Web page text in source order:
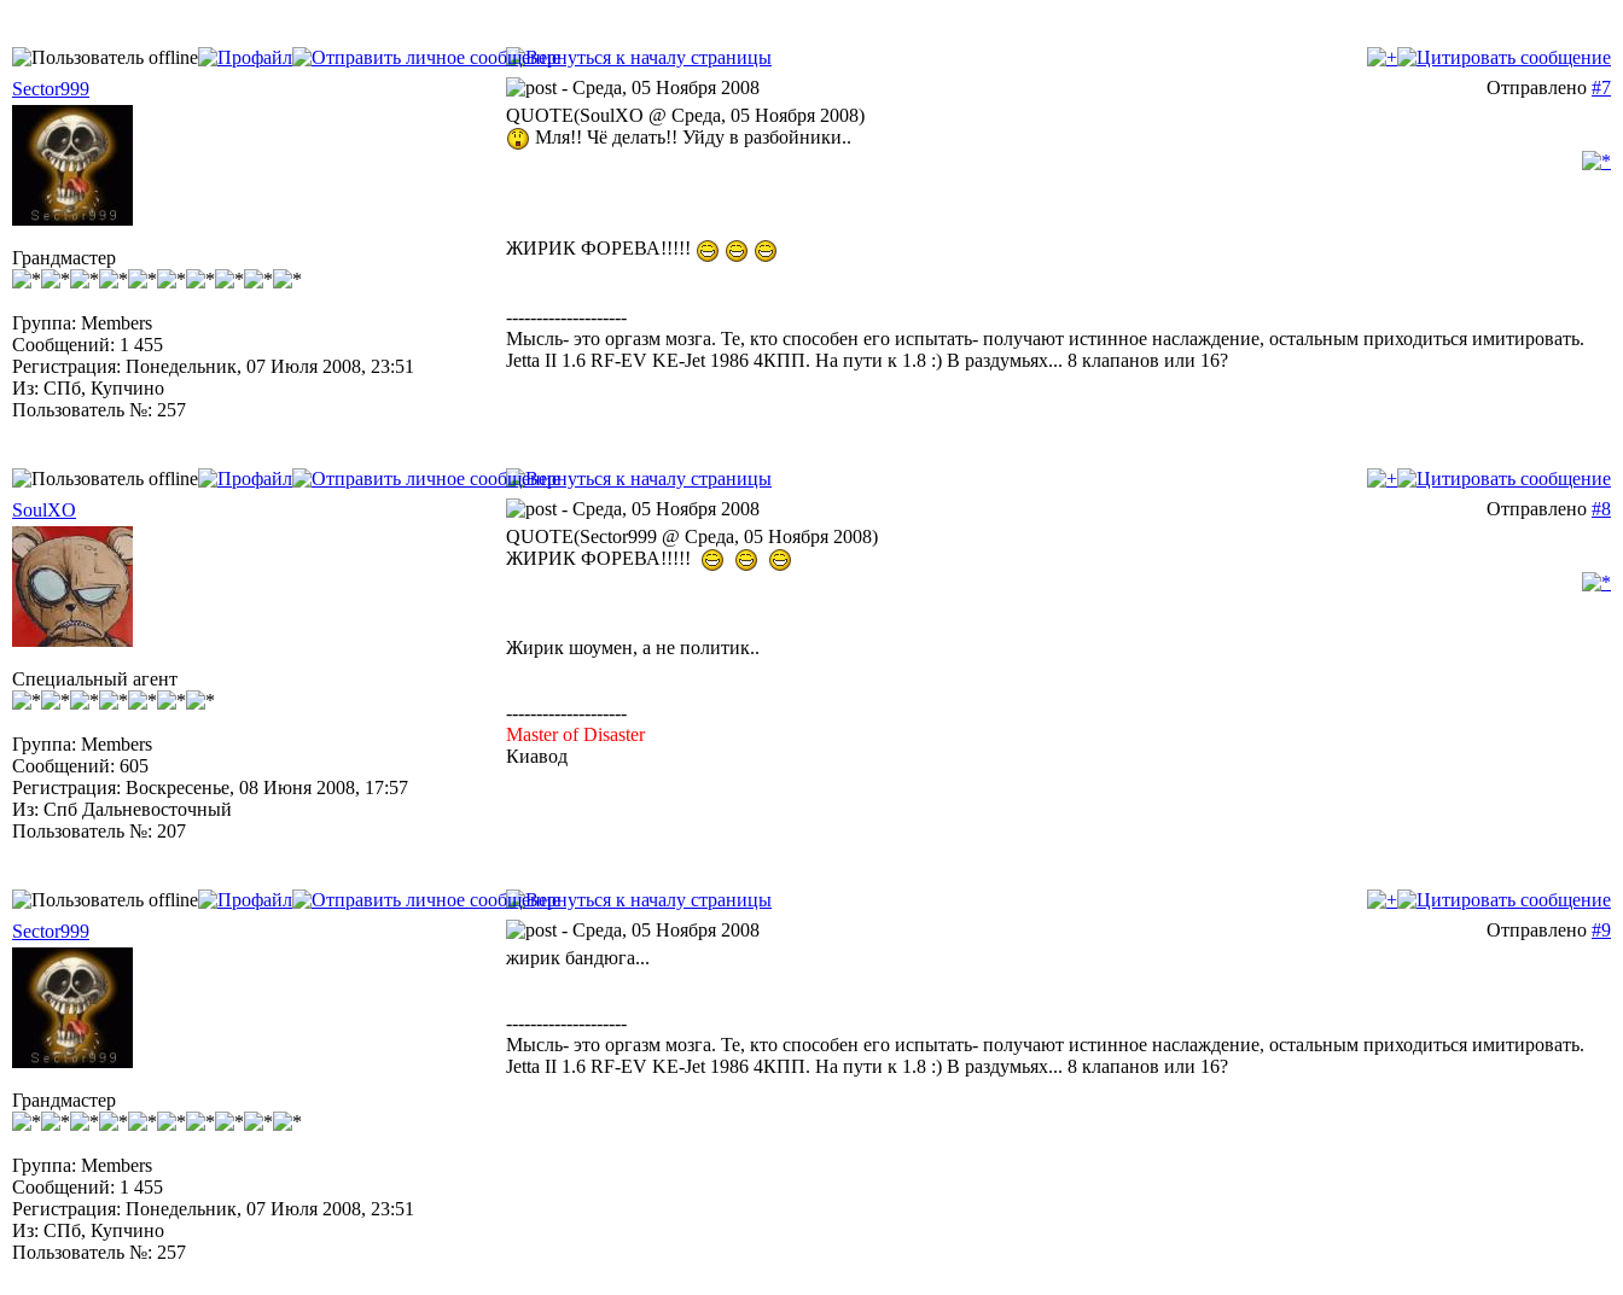
Sector999 - Среда, 05 Ноября 2008 Отправлено #7
Грандмастер
Группа: Members
Сообщений: 1 455
Регистрация: Понедельник, 07 Июля 2008, 23:51
Из: СПб, Купчино
Пользователь №: 257
QUOTE(SoulXO @ Среда, 05 Ноября 2008)
Мля!! Чё делать!! Уйду в разбойники..
ЖИРИК ФОРЕВА!!!!!
--------------------
Мысль- это оргазм мозга. Те, кто способен его испытать- получают истинное наслаждение, остальным приходиться имитировать.
Jetta II 1.6 RF-EV KЕ-Jet 1986 4КПП. На пути к 1.8 :) В раздумьях... 8 клапанов или 16?
SoulXO - Среда, 05 Ноября 2008 Отправлено #8
Специальный агент
Группа: Members
Сообщений: 605
Регистрация: Воскресенье, 08 Июня 2008, 17:57
Из: Спб Дальневосточный
Пользователь №: 207
QUOTE(Sector999 @ Среда, 05 Ноября 2008)
ЖИРИК ФОРЕВА!!!!!
Жирик шоумен, а не политик..
--------------------
Master of Disaster
Киавод
Sector999 - Среда, 05 Ноября 2008 Отправлено #9
Грандмастер
Группа: Members
Сообщений: 1 455
Регистрация: Понедельник, 07 Июля 2008, 23:51
Из: СПб, Купчино
Пользователь №: 257
жирик бандюга...
--------------------
Мысль- это оргазм мозга. Те, кто способен его испытать- получают истинное наслаждение, остальным приходиться имитировать.
Jetta II 1.6 RF-EV KЕ-Jet 1986 4КПП. На пути к 1.8 :) В раздумьях... 8 клапанов или 16?